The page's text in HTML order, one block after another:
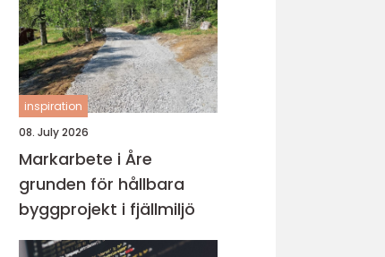
inspiration
08. July 2026
Markarbete i Åre
grunden för hållbara
byggprojekt i fjällmiljö